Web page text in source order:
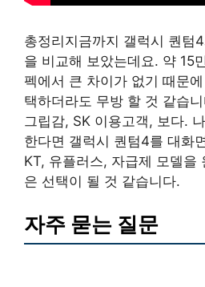
총정리지금까지 갤럭시 퀀텀
을 비교해 보았는데요. 약 15
펙에서 큰 차이가 없기 때문
택하더라도 무방 할 것 같습
그립감, SK 이용고객, 보다.
한다면 갤럭시 퀀텀4를 대화
KT, 유플러스, 자급제 모델을
은 선택이 될 것 같습니다.
자주 묻는 질문